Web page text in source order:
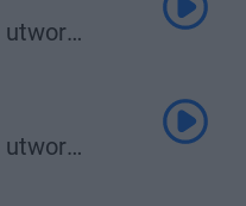
utwor
utwor